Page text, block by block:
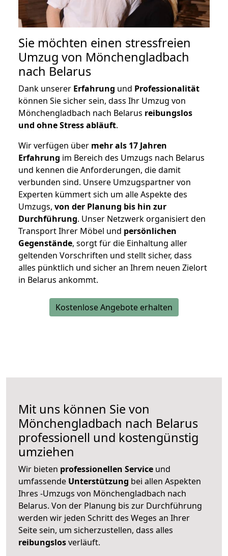
Sie möchten einen stressfreien
Umzug von Mönchengladbach
nach Belarus
Dank unserer Erfahrung und Professionalität
können Sie sicher sein, dass Ihr Umzug von
Mönchengladbach nach Belarus reibungslos
und ohne Stress abläuft.
Wir verfügen über mehr als 17 Jahren
Erfahrung im Bereich des Umzugs nach Belarus
und kennen die Anforderungen, die damit
verbunden sind. Unsere Umzugspartner von
Experten kümmert sich um alle Aspekte des
Umzugs, von der Planung bis hin zur
Durchführung. Unser Netzwerk organisiert den
Transport Ihrer Möbel und persönlichen
Gegenstände, sorgt für die Einhaltung aller
geltenden Vorschriften und stellt sicher, dass
alles pünktlich und sicher an Ihrem neuen Zielort
in Belarus ankommt.
Kostenlose Angebote erhalten
Mit uns können Sie von
Mönchengladbach nach Belarus
professionell und kostengünstig
umziehen
Wir bieten professionellen Service und
umfassende Unterstützung bei allen Aspekten
Ihres -Umzugs von Mönchengladbach nach
Belarus. Von der Planung bis zur Durchführung
werden wir jeden Schritt des Weges an Ihrer
Seite sein, um sicherzustellen, dass alles
reibungslosverläuft.